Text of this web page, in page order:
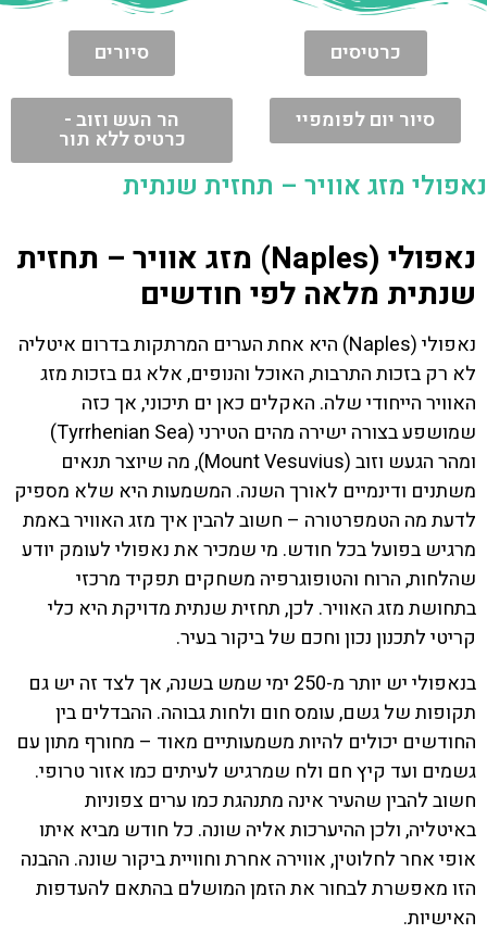
כרטיסים סיורים
סיור יום לפומפיי הר העש וזוב -
כרטיס ללא תור
נאפולי מזג אוויר – תחזית שנתית
נאפולי (Naples) מזג אוויר – תחזית
שנתית מלאה לפי חודשים
נאפולי (Naples) היא אחת הערים המרתקות בדרום איטליה
לא רק בזכות התרבות, האוכל והנופים, אלא גם בזכות מזג
האוויר הייחודי שלה. האקלים כאן ים תיכוני, אך כזה
שמושפע בצורה ישירה מהים הטירני (Tyrrhenian Sea)
ומהר הגעש וזוב (Mount Vesuvius), מה שיוצר תנאים
משתנים ודינמיים לאורך השנה. המשמעות היא שלא מספיק
לדעת מה הטמפרטורה – חשוב להבין איך מזג האוויר באמת
מרגיש בפועל בכל חודש. מי שמכיר את נאפולי לעומק יודע
שהלחות, הרוח והטופוגרפיה משחקים תפקיד מרכזי
בתחושת מזג האוויר. לכן, תחזית שנתית מדויקת היא כלי
קריטי לתכנון נכון וחכם של ביקור בעיר.
בנאפולי יש יותר מ-250 ימי שמש בשנה, אך לצד זה יש גם
תקופות של גשם, עומס חום ולחות גבוהה. ההבדלים בין
החודשים יכולים להיות משמעותיים מאוד – מחורף מתון עם
גשמים ועד קיץ חם ולח שמרגיש לעיתים כמו אזור טרופי.
חשוב להבין שהעיר אינה מתנהגת כמו ערים צפוניות
באיטליה, ולכן ההיערכות אליה שונה. כל חודש מביא איתו
אופי אחר לחלוטין, אווירה אחרת וחוויית ביקור שונה. ההבנה
הזו מאפשרת לבחור את הזמן המושלם בהתאם להעדפות
האישיות.